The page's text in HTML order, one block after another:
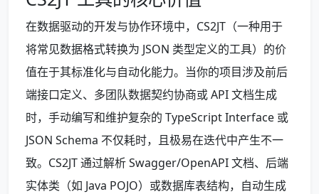
在数据驱动的开发与协作环境中，CS2JT（一种用于
将常见数据格式转换为 JSON 类型定义的工具）的价
值在于其标准化与自动化能力。当你的项目涉及前后
端接口定义、多团队数据契约协商或 API 文档生成
时，手动编写和维护复杂的 TypeScript Interface 或
JSON Schema 不仅耗时，且极易在迭代中产生不一
致。CS2JT 通过解析 Swagger/OpenAPI 文档、后端
实体类（如 Java POJO）或数据库表结构，自动生成